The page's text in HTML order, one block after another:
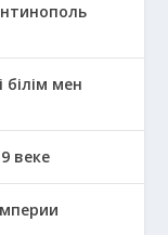
мен
веке